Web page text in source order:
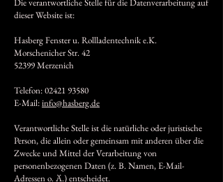
Die verantwortliche Stelle für die Datenverarbeitung auf
dieser Website ist:
Hasberg Fenster u. Rollladentechnik e.K.
Morschenicher Str. 42
52399 Merzenich
Telefon:02421 93580
E-Mail:info@hasberg.de
Verantwortliche Stelle ist die natürliche oder juristische
Person, die allein oder gemeinsam mit anderen über die
Zwecke und Mittel der Verarbeitung von
personenbezogenen Daten (z. B. Namen, E-Mail-
Adressen o. Ä.) entscheidet.